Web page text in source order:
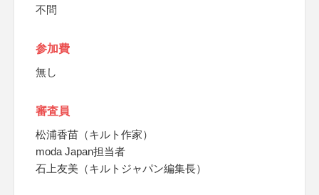
不問
参加費
無し
審査員
松浦香苗（キルト作家）
moda Japan担当者
石上友美（キルトジャパン編集長）